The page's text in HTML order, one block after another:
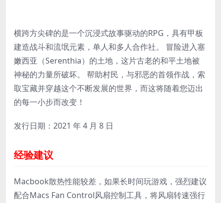
横跨方尖碑的是一个沉浸式故事驱动的RPG，具有甲板
建造战斗和流氓元素，单人和多人合作社。 冒险进入塞
嫩西亚（Serenthia）的土地，这片古老的和平土地被
神秘的力量所破坏。 帮助村民，与邪恶的首领作战，索
取宝藏并穿越这个不断发展的世界，而这将随着您迈出
的每一小步而改变！
发行日期：2021 年 4 月 8 日
经验建议
Macbook散热性能较差，如果长时间玩游戏，强烈建议
配合Macs Fan Control风扇控制工具，将风扇转速强行